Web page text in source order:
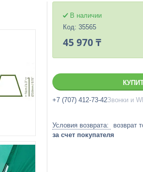
В наличии
Код: 35565
45 970 ₸
+7 (707) 412-73-42Звонки и
возврат
за счет покупателя